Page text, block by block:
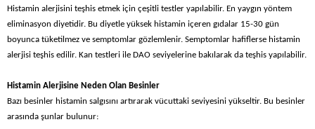
Histamin alerjisini teşhis etmek için çeşitli testler yapılabilir. En yaygın yöntem
eliminasyon diyetidir. Bu diyetle yüksek histamin içeren gıdalar 15-30 gün
boyunca tüketilmez ve semptomlar gözlemlenir. Semptomlar hafiflerse histamin
alerjisi teşhis edilir. Kan testleri ile DAO seviyelerine bakılarak da teşhis yapılabilir.
Histamin Alerjisine Neden Olan Besinler
Bazı besinler histamin salgısını artırarak vücuttaki seviyesini yükseltir. Bu besinler
arasında şunlar bulunur: